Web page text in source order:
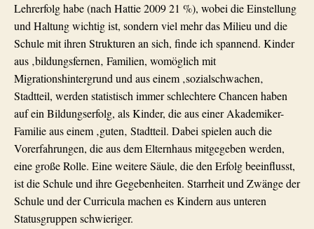
Lehrerfolg habe (nach Hattie2009 21 %), wobei die Einstellung
und Haltung wichtig ist, sondern viel mehr das Milieu und die
Schule mit ihren Strukturen an sich, finde ich spannend. Kinder
aus ‚bildungsfernen‚ Familien, womöglich mit
Migrationshintergrund und aus einem ‚sozialschwachen‚
Stadtteil, werden statistisch immer schlechtere Chancen haben
auf ein Bildungserfolg, als Kinder, die aus einer Akademiker-
Familie aus einem ‚guten‚ Stadtteil. Dabei spielen auch die
Vorerfahrungen, die aus dem Elternhaus mitgegeben werden,
eine große Rolle. Eine weitere Säule, die den Erfolg beeinflusst,
ist die Schule und ihre Gegebenheiten. Starrheit und Zwänge der
Schule und der Curricula machen es Kindern aus unteren
Statusgruppen schwieriger.